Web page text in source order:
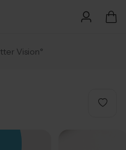
Vision°